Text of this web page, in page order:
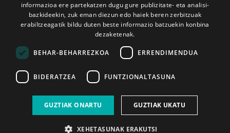
Gehiago ikusi
informazioa ere partekatzen dugu gure publizitate- eta analisi-
bazkideekin, zuk eman diezun edo haiek beren zerbitzuak
erabiltzeagatik bildu duten beste informazio batzuekin konbina
dezaketenak.
BEHAR-BEHARREZKOA ERRENDIMENDUA
BIDERATZEA FUNTZIONALTASUNA
GUZTIAK ONARTU GUZTIAK UKATU
XEHETASUNAK ERAKUTSI